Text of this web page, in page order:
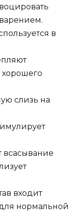
в
слизь на
всасывание
входит
нормальной